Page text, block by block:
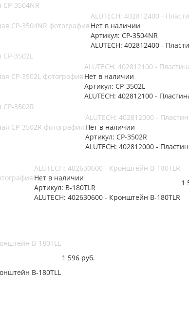
3504NR
ALUTECH: 402812400 -
Нет в наличии
Артикул: CP-3504NR
ALUTECH: 402812400 -
3502L
ALUTECH: 402812100 -
Нет в наличии
Артикул: CP-3502L
ALUTECH: 402812100 -
3502R
ALUTECH: 402812000 -
Нет в наличии
Артикул: CP-3502R
ALUTECH: 402812000 -
ALUTECH: 402630600 - Кронштейн B-180TLR
Нет в наличии
Артикул: B-180TLR
ALUTECH: 402630600 - Кронштейн B-180TLR
1
B-180TLL
B-180TLL
1 596 руб.